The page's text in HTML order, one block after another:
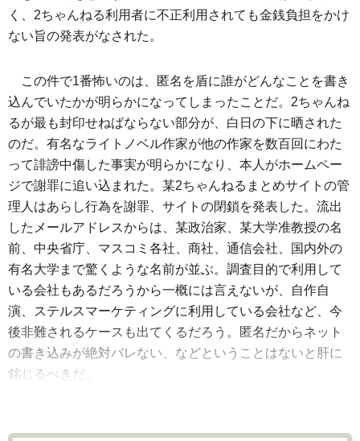
く、2ちゃんねる利用者に不正利用されても金銭負担をかけ
ない旨の発表がなされた。
この件で1番怖いのは、匿名を盾に誰がどんなことを書き
込んでいたかが明らかになってしまったことだ。2ちゃんね
るが最も封印せねばならない部分が、白日の下に晒された
のだ。有名なライトノベル作家が他の作家を数百回にわた
って誹謗中傷した事実が明らかになり、本人がホームペー
ジで謝罪に追い込まれた。某2ちゃんねるまとめサイトの管
理人はあらし行為を謝罪、サイトの閉鎖を発表した。流出
したメールアドレスからは、某政治家、某大学准教授の名
前、中央省庁、マスコミ各社、商社、通信会社、国内外の
有名大学まで驚くような名前が並ぶ。調査目的で利用して
いる会社もあるだろうから一概には言えないが、自作自
演、ステルスマーケティングに利用している会社など、今
後非難されるケースも出てくるだろう。匿名だからネット
の書き込みが絶対バレない、などということはないと肝に
銘じるべきだ。